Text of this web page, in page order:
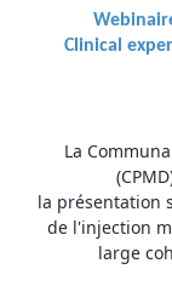
Clinical
La
la présentation
de l'injection
large